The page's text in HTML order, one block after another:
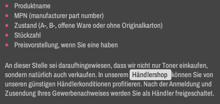
Produktname
MPN (manufacturer part number)
Zustand (A-, B-, offene Ware oder ohne Originalkarton)
Stückzahl
Preisvorstellung, wenn Sie eine haben
An dieser Stelle sei daraufhingewiesen, dass wir nicht nur Toner einkaufen,
sondern natürlich auch verkaufen. In unserem Händlershop können Sie von
unseren günstigen Händlerkonditionen profitieren. Nach der Anmeldung und
Zusendung Ihres Gewerbenachweises werden Sie als Händler freigeschaltet.